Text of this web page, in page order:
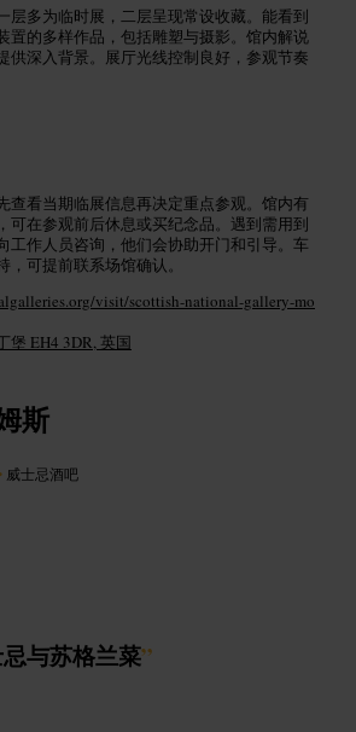
层多为临时展，二层呈现常设收藏。能看到
置的多样作品，包括雕塑与摄影。馆内解说
供深入背景。展厅光线控制良好，参观节奏
查看当期临展信息再决定重点参观。馆内有
可在参观前后休息或买纪念品。遇到需用到
工作人员咨询，他们会协助开门和引导。车
可提前联系场馆确认。
visit/scottish-national-gallery-mo
堡 EH4 3DR, 英国
斯
• 威士忌酒吧
与苏格兰菜”